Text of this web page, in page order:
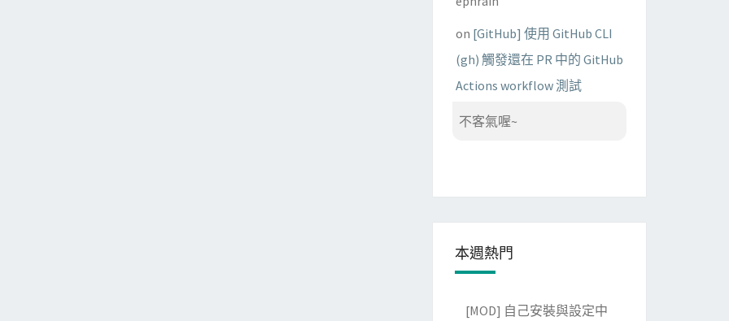
on [GitHub] 使用 GitHub CLI
(gh) 觸發還在 PR 中的 GitHub
Actions workflow 測試
不客氣喔~
本週熱門
[MOD] 自己安裝與設定中